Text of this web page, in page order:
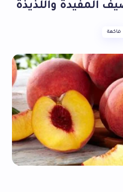
المفيدة واللذيذة
فاكهة